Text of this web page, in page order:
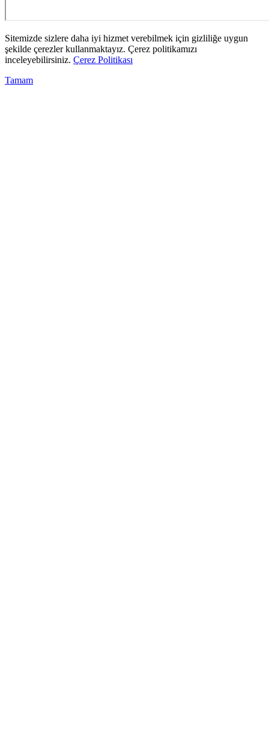
Sitemizde sizlere daha iyi hizmet verebilmek için gizliliğe uygun
şekilde çerezler kullanmaktayız. Çerez politikamızı
inceleyebilirsiniz. Çerez Politikası
Tamam